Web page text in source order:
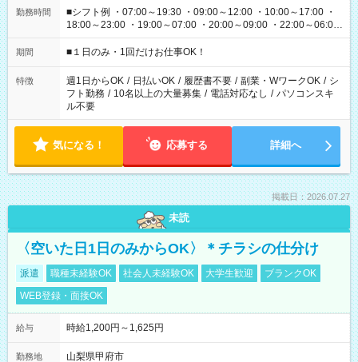
勤務時間
■シフト例 ・07:00～19:30 ・09:00～12:00 ・10:00～17:00 ・
18:00～23:00 ・19:00～07:00 ・20:00～09:00 ・22:00～06:00
etc ★最短で3時間で5,120円のお仕事から 15時間で2万円近く稼
げるお仕事も！ ご希望のお時間に合わせてご紹介！ ※シフトは
ください！
期間 ■１日のみ・1回だけお仕事OK！
特徴 週1日からOK / 日払いOK / 履歴書不要 / 副業・WワークOK / シ
フト勤務 / 10名以上の大量募集 / 電話対応なし / パソコンスキ
ル不要
気になる！ 応募する 詳細へ
掲載日：2026.07.27
未読
〈空いた日1日のみからOK〉＊チラシの仕分け
派遣 職種未経験OK 社会人未経験OK 大学生歓迎
ブランクOK
WEB登録・面接OK
給与 時給1,200円～1,625円
勤務地 山梨県甲府市